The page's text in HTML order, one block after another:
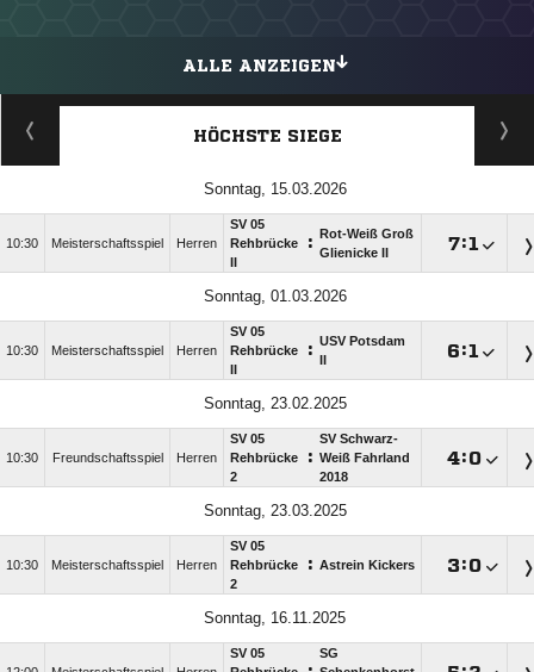
ALLE ANZEIGEN
HÖCHSTE SIEGE
Sonntag, 15.03.2026
10:30 Meisterschaftsspiel Herren
SV 05
Rehbrücke
:
Rot-Weiß Groß
Glienicke II
:
Sonntag, 01.03.2026
10:30 Meisterschaftsspiel Herren
SV 05
Rehbrücke
: USV Potsdam
:
Sonntag, 23.02.2025
10:30 Freundschaftsspiel Herren
SV 05
Rehbrücke
2
:
SV Schwarz-
Weiß Fahrland
2018
:
Sonntag, 23.03.2025
10:30 Meisterschaftsspiel Herren
SV 05
Rehbrücke
2
: Astrein Kickers :
Sonntag, 16.11.2025
SV 05
SG